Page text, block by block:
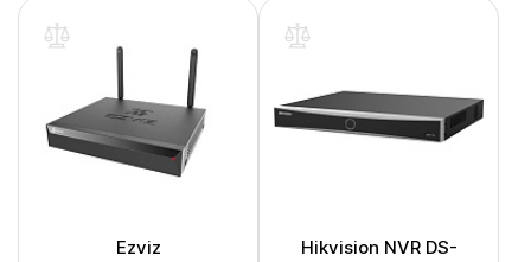
Ezviz Hikvision NVR DS-